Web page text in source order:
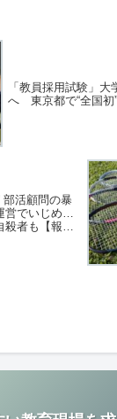
「教員採用試験」
へ 東京都で“全国初”
部活顧問の暴
でいじめ…
者も【報道